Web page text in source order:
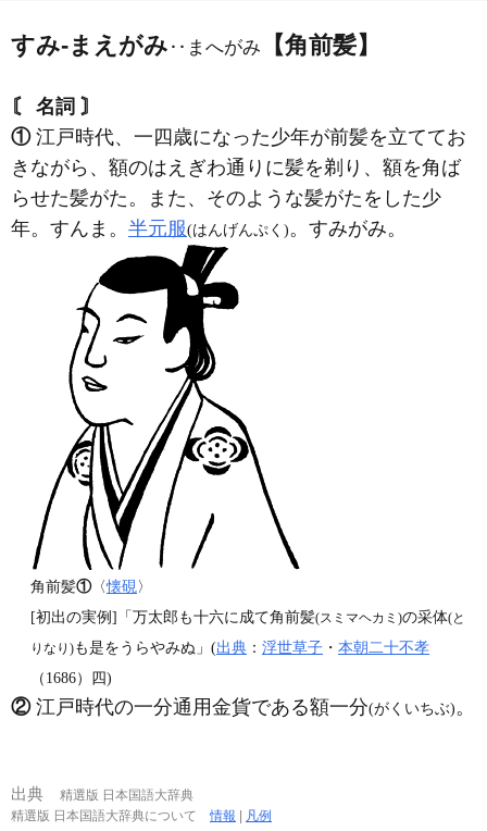
すみ‐まえがみ ‥まへがみ 【角前髪】
〘 名詞 〙
①江戸時代、一四歳になった少年が前髪を立ててお
きながら、額のはえぎわ通りに髪を剃り、額を角ば
らせた髪がた。また、そのような髪がたをした少
年。すんま。 半元服(はんげんぷく)。すみがみ。
角前髪①〈懐硯 〉
[初出の実例]「万太郎も十六に成て角前髪(スミマヘカミ)の采体(と
りなり)も是をうらやみぬ」(出典 ： 浮世草子 ・ 本朝二十不孝
（1686）四)
②江戸時代の一分通用金貨である額一分(がくいちぶ)。
出典
精選版 日本国語大辞典
精選版 日本国語大辞典について情報 | 凡例